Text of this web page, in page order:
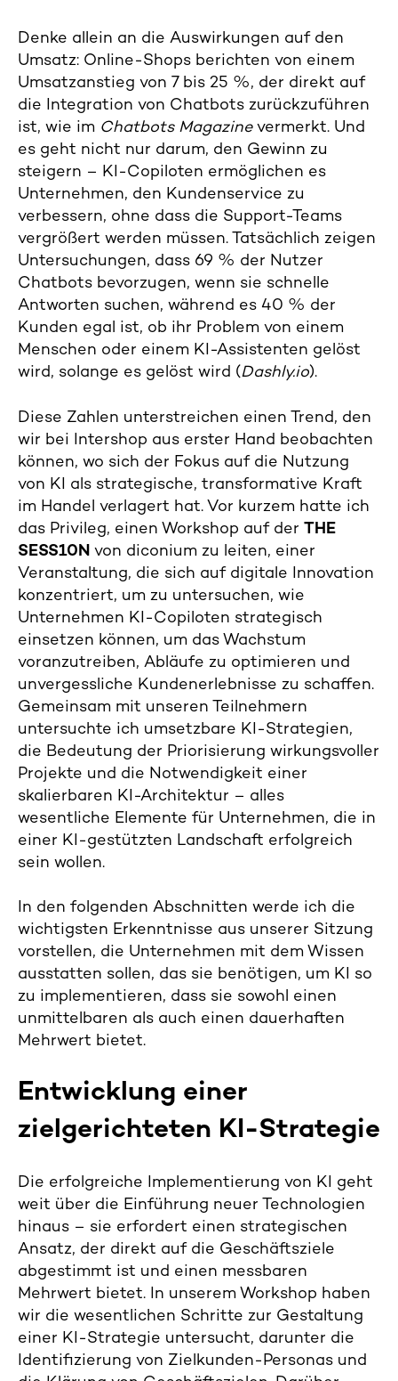
Denke allein an die Auswirkungen auf den
Umsatz: Online-Shops berichten von einem
Umsatzanstieg von 7 bis 25 %, der direkt auf
die Integration von Chatbots zurückzuführen
ist, wie im Chatbots Magazinevermerkt. Und
es geht nicht nur darum, den Gewinn zu
steigern – KI-Copiloten ermöglichen es
Unternehmen, den Kundenservice zu
verbessern, ohne dass die Support-Teams
vergrößert werden müssen. Tatsächlich zeigen
Untersuchungen, dass 69 % der Nutzer
Chatbots bevorzugen, wenn sie schnelle
Antworten suchen, während es 40 % der
Kunden egal ist, ob ihr Problem von einem
Menschen oder einem KI-Assistenten gelöst
wird, solange es gelöst wird (Dashly.io).
Diese Zahlen unterstreichen einen Trend, den
wir bei Intershop aus erster Hand beobachten
können, wo sich der Fokus auf die Nutzung
von KI als strategische, transformative Kraft
im Handel verlagert hat. Vor kurzem hatte ich
das Privileg, einen Workshop auf der THE
SESS10N von diconium zu leiten, einer
Veranstaltung, die sich auf digitale Innovation
konzentriert, um zu untersuchen, wie
Unternehmen KI-Copiloten strategisch
einsetzen können, um das Wachstum
voranzutreiben, Abläufe zu optimieren und
unvergessliche Kundenerlebnisse zu schaffen.
Gemeinsam mit unseren Teilnehmern
untersuchte ich umsetzbare KI-Strategien,
die Bedeutung der Priorisierung wirkungsvoller
Projekte und die Notwendigkeit einer
skalierbaren KI-Architektur – alles
wesentliche Elemente für Unternehmen, die in
einer KI-gestützten Landschaft erfolgreich
sein wollen.
In den folgenden Abschnitten werde ich die
wichtigsten Erkenntnisse aus unserer Sitzung
vorstellen, die Unternehmen mit dem Wissen
ausstatten sollen, das sie benötigen, um KI so
zu implementieren, dass sie sowohl einen
unmittelbaren als auch einen dauerhaften
Mehrwert bietet.
Entwicklung einer
zielgerichteten KI-Strategie
Die erfolgreiche Implementierung von KI geht
weit über die Einführung neuer Technologien
hinaus – sie erfordert einen strategischen
Ansatz, der direkt auf die Geschäftsziele
abgestimmt ist und einen messbaren
Mehrwert bietet. In unserem Workshop haben
wir die wesentlichen Schritte zur Gestaltung
einer KI-Strategie untersucht, darunter die
Identifizierung von Zielkunden-Personas und